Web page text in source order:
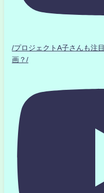
/プロジェクトA子さんも
画？/